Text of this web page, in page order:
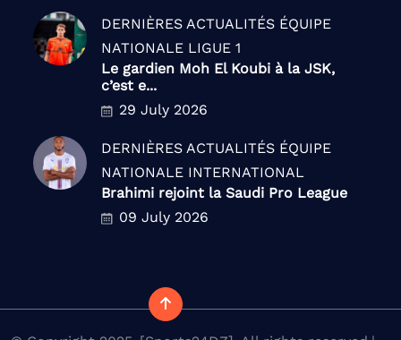
DERNIÈRES ACTUALITÉS ÉQUIPE
NATIONALE LIGUE 1
Le gardien Moh El Koubi à la JSK,
c’est e...
29 July 2026
DERNIÈRES ACTUALITÉS ÉQUIPE
NATIONALE INTERNATIONAL
Brahimi rejoint la Saudi Pro League
09 July 2026